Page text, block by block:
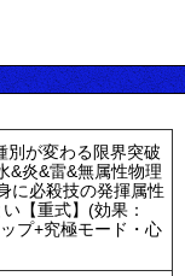
別が変わる限界突破
&炎&雷&無属性物理
に必殺技の発揮属性
【重式】(効果：
プ+究極モード・心